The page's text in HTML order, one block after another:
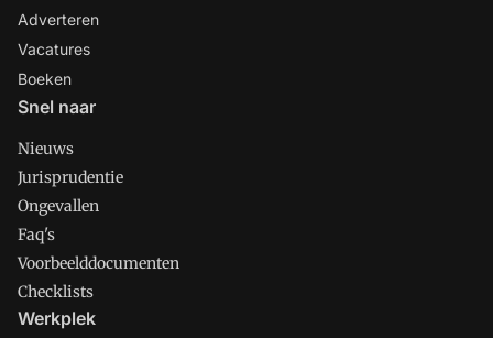
Adverteren
Vacatures
Boeken
Snel naar
Nieuws
Jurisprudentie
Ongevallen
Faq's
Voorbeelddocumenten
Checklists
Werkplek